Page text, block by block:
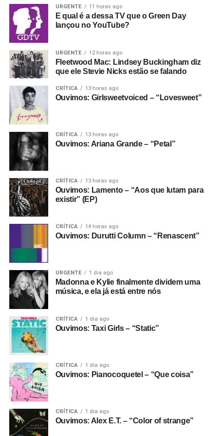
E se ainda não assinou, dá tempo:
assine a
newslettere receba nossos posts direto no e-
mail.
No meio da porradaria crusty, vale citar os vocais
femininos (a vocalista é Helô Knup) e a preocupação da
banda em fazer melodias bonitas e pesadas, e criar um
ambiente sonoro que permita que as letras sejam quase
100% entendidas sem encarte. Ouça hoje mesmo.
Gostou do texto? Seu apoio mantém o Pop
Fantasma funcionando todo dia.
E se ainda não assinou, dá tempo:
newsletter
mail.
URGENTE 11 horas ago
E qual é a dessa TV que o Green Day
lançou no YouTube?
URGENTE 12 horas ago
Fleetwood Mac: Lindsey Buckingham diz
que ele Stevie Nicks estão se falando
CRÍTICA 13 horas ago
Ouvimos: Girlsweetvoiced – “Lovesweet”
CRÍTICA 13 horas ago
Ouvimos: Ariana Grande – “Petal”
CRÍTICA 13 horas ago
Ouvimos: Lamento – “Aos que lutam para
existir” (EP)
CRÍTICA 14 horas ago
Ouvimos: Durutti Column – “Renascent”
URGENTE 1 dia ago
Madonna e Kylie finalmente dividem uma
música, e ela já está entre nós
CRÍTICA 1 dia ago
Ouvimos: Taxi Girls – “Static”
CRÍTICA 1 dia ago
Ouvimos: Pianocoquetel – “Que coisa”
CRÍTICA 1 dia ago
Ouvimos: Alex E.T. – “Color of strange”